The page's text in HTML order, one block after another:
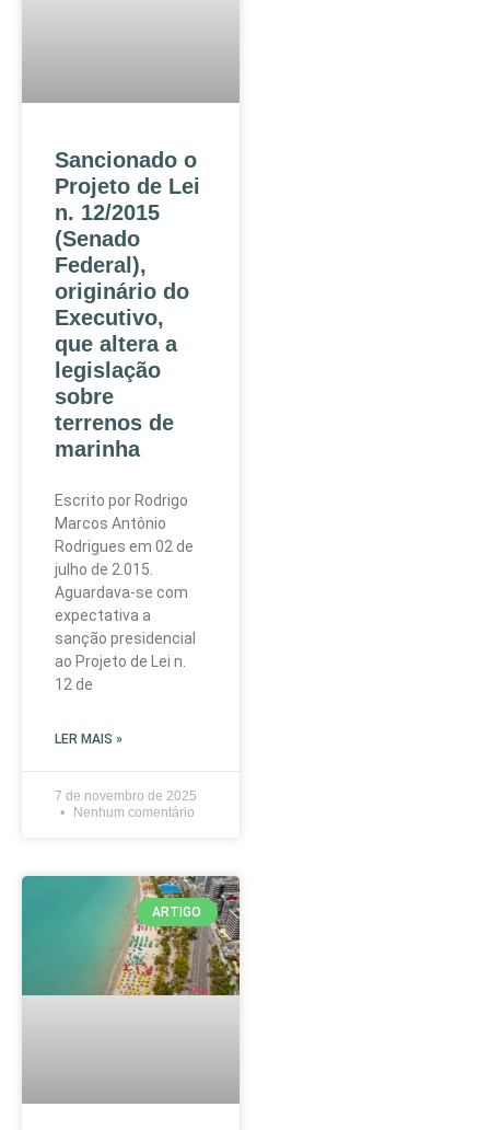
Sancionado o
Projeto de Lei
n. 12/2015
(Senado
Federal),
originário do
Executivo,
que altera a
legislação
sobre
terrenos de
marinha
Escrito por Rodrigo
Marcos Antônio
Rodrigues em 02 de
julho de 2.015.
Aguardava-se com
expectativa a
sanção presidencial
ao Projeto de Lei n.
12 de
LER MAIS »
7 de novembro de 2025
Nenhum comentário
ARTIGO